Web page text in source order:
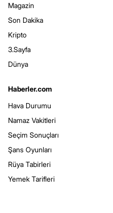
Magazin
Son Dakika
Kripto
3.Sayfa
Dünya
Haberler.com
Hava Durumu
Namaz Vakitleri
Seçim Sonuçları
Şans Oyunları
Rüya Tabirleri
Yemek Tarifleri